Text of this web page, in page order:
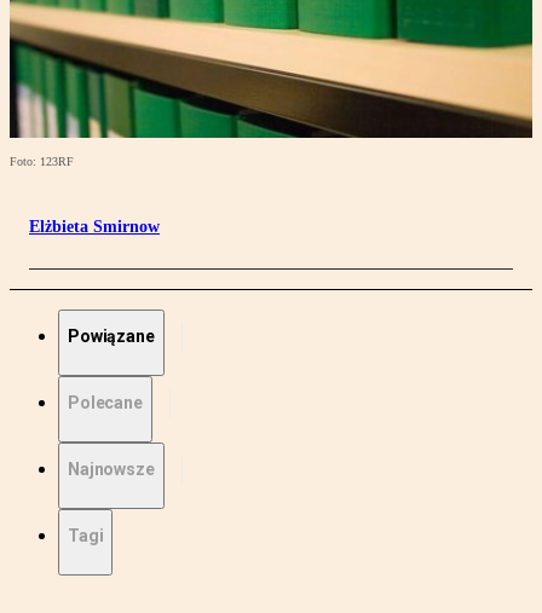
Foto: 123RF
Elżbieta Smirnow
Powiązane
Polecane
Najnowsze
Tagi